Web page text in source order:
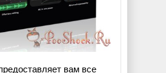
вам все